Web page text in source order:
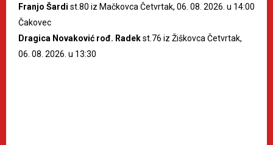
Franjo Šardi st.80 iz Mačkovca Četvrtak, 06. 08. 2026. u 14:00
Čakovec
Dragica Novaković rođ. Radekst.76 iz Žiškovca Četvrtak,
06. 08. 2026. u 13:30